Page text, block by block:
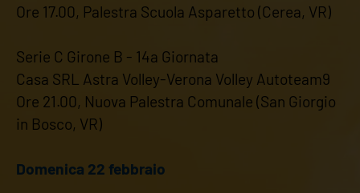
Ore 17.00, Palestra Scuola Asparetto (Cerea, VR)
Serie C Girone B - 14a Giornata
Casa SRL Astra Volley-Verona Volley Autoteam9
Ore 21.00, Nuova Palestra Comunale (San Giorgio
in Bosco, VR)
Domenica 22 febbraio